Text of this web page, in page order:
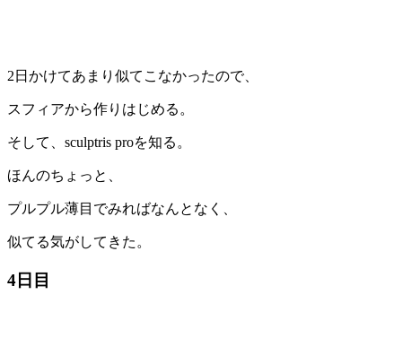
2日かけてあまり似てこなかったので、
スフィアから作りはじめる。
そして、sculptris proを知る。
ほんのちょっと、
プルプル薄目でみればなんとなく、
似てる気がしてきた。
4日目